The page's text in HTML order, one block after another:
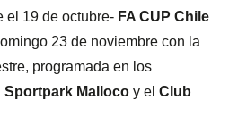
el 19 de octubre- FA CUP Chile
23 de noviembre con la
programada en los
Sportpark Malloco y el Club